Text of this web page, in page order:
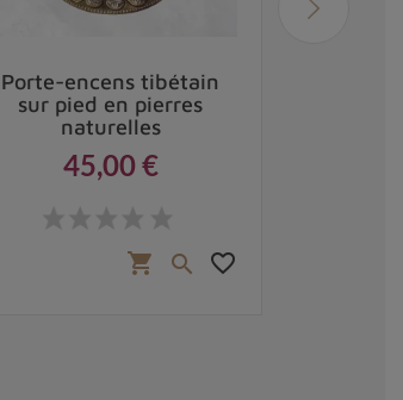
Porte-encens tibétain
sur pied en pierres
naturelles
45,00 €
shopping_cart  favorite_border